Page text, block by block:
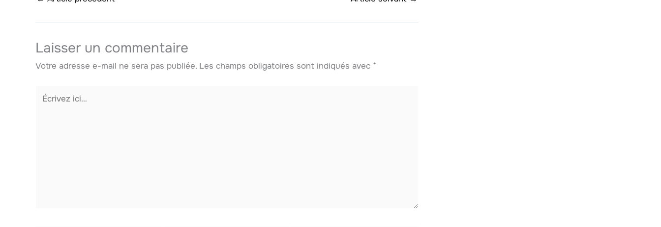
Laisser un commentaire
Votre adresse e-mail ne sera pas publiée. Les champs obligatoires sont indiqués avec *
Écrivez